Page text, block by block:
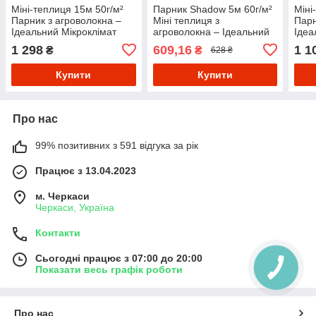
Міні-теплиця 15м 50г/м²
Парник з агроволокна –
Ідеальний Мікроклімат
1 298 ₴
Купити
Парник Shadow 5м 60г/м²
Міні теплиця з
агроволокна – Ідеальний
Клімат для Ваших Рослин!
609,16₴ 628 ₴
Купити
1
Про нас
99% позитивних з 591 відгука за рік
Працює з 13.04.2023
м. Черкаси
Черкаси, Україна
Контакти
Сьогодні працює з 07:00 до 20:00
Показати весь графік роботи
Про нас